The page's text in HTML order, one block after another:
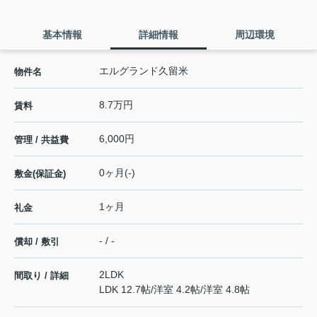
基本情報 詳細情報 周辺環境
物件名 エルグランド久留米
賃料 8.7万円
管理 / 共益費 6,000円
敷金(保証金) 0ヶ月(-)
礼金 1ヶ月
償却 / 敷引 - / -
間取り / 詳細
2LDK
LDK 12.7帖/洋室 4.2帖/洋室 4.8帖